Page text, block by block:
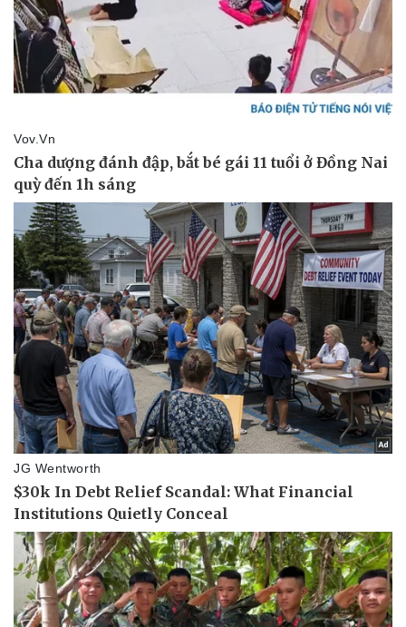
Văn hóa
Sân khấu - Điện ảnh
Văn học
Giải trí
Nghệ sĩ
Thời trang